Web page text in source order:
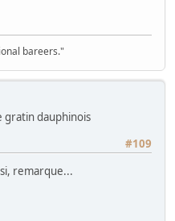
bareers."
gratin dauphinois
#109
remarque...